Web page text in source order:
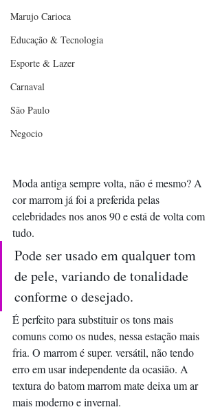
Marujo Carioca
Educação & Tecnologia
Esporte & Lazer
Carnaval
São Paulo
Negocio
Moda antiga sempre volta, não é mesmo? A
cor marrom já foi a preferida pelas
celebridades nos anos 90 e está de volta com
tudo.
Pode ser usado em qualquer tom
de pele, variando de tonalidade
conforme o desejado.
É perfeito para substituir os tons mais
comuns como os nudes, nessa estação mais
fria. O marrom é super. versátil, não tendo
erro em usar independente da ocasião. A
textura do batom marrom mate deixa um ar
mais moderno e invernal.